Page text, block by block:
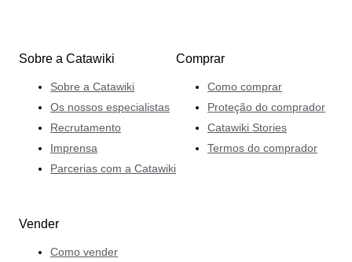
Sobre a Catawiki
Sobre a Catawiki
Os nossos especialistas
Recrutamento
Imprensa
Parcerias com a Catawiki
Comprar
Como comprar
Proteção do comprador
Catawiki Stories
Termos do comprador
Vender
Como vender